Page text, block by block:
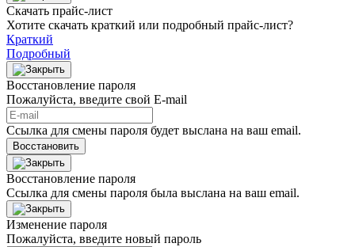
Скачать прайс-лист
Хотите скачать краткий или подробный прайс-лист?
Краткий
Подробный
Восстановление пароля
Пожалуйста, введите свой E‑mail
Ссылка для смены пароля будет выслана на ваш email.
Восстановить
Восстановление пароля
Ссылка для смены пароля была выслана на ваш email.
Изменение пароля
Пожалуйста, введите новый пароль